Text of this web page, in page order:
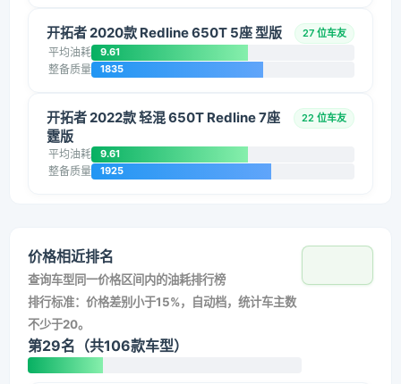
开拓者 2020款 Redline 650T 5座 型版 27 位车友
平均油耗 9.61
整备质量 1835
开拓者 2022款 轻混 650T Redline 7座
霆版
22 位车友
平均油耗 9.61
整备质量 1925
价格相近排名
查询车型同一价格区间内的油耗排行榜
排行标准：价格差别小于15%，自动档，统计车主数
不少于20。
第29名（共106款车型）